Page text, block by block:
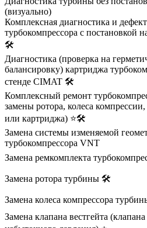
(визуально)
Комплексная диагностика и
турбокомпрессора с постановкой
🛠️
Диагностика (проверка на
балансировку) картриджа
стенде CIMAT 🛠️
Комплексный ремонт
замены ротора, колеса
или картриджа) ⭐🛠️
Замена системы изменяемой
турбокомпрессора VNT
Замена ремкомплекта
Замена ротора турбины 🛠️
Замена колеса компрессора
Замена клапана вестгейта (клапана